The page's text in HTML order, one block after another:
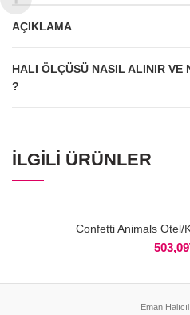
AÇIKLAMA
HALI ÖLÇÜSÜ NASIL ALINIR VE
?
İLGILI ÜRÜNLER
Confetti Animals Otel/
503,09
Eman